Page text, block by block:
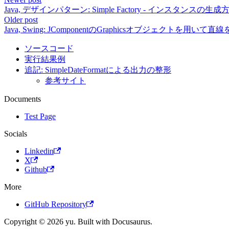
Java, デザインパターン: Simple Factory - インスタンスの生成
Older post
Java, Swing: JComponentのGraphicsオブジェクトを用いて直線
ソースコード
実行結果例
追記: SimpleDateFormatによる出力の整形
参考サイト
Documents
Test Page
Socials
Linkedin
X
Github
More
GitHub Repository
Copyright © 2026 yu. Built with Docusaurus.